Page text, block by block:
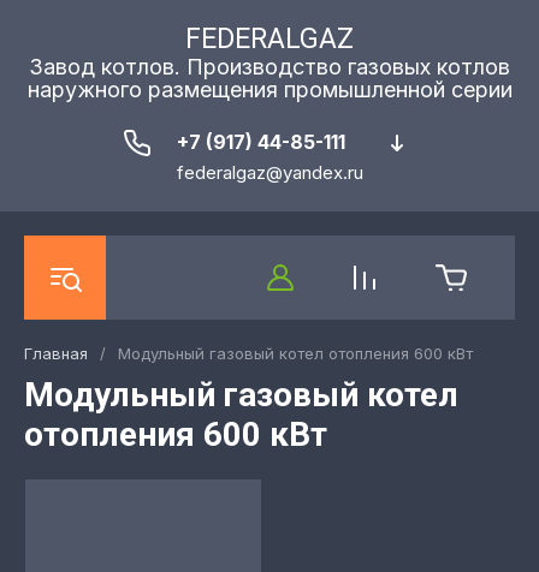
FEDERALGAZ
Завод котлов. Производство газовых котлов
наружного размещения промышленной серии
+7 (917) 44-85-111
federalgaz@yandex.ru
Главная / Модульный газовый котел отопления 600 кВт
Модульный газовый котел
отопления 600 кВт